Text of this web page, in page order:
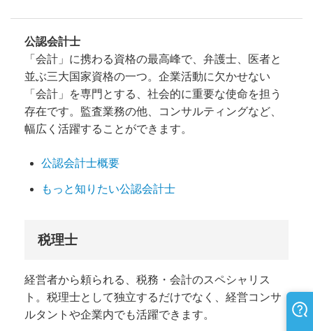
公認会計士
「会計」に携わる資格の最高峰で、弁護士、医者と
並ぶ三大国家資格の一つ。企業活動に欠かせない
「会計」を専門とする、社会的に重要な使命を担う
存在です。監査業務の他、コンサルティングなど、
幅広く活躍することができます。
公認会計士概要
もっと知りたい公認会計士
税理士
経営者から頼られる、税務・会計のスペシャリス
ト。税理士として独立するだけでなく、経営コンサ
ルタントや企業内でも活躍できます。